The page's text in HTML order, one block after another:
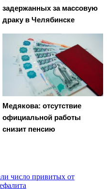
задержанных за массовую
драку в Челябинске
Медякова: отсутствие
официальной работы
снизит пенсию
число привитых от